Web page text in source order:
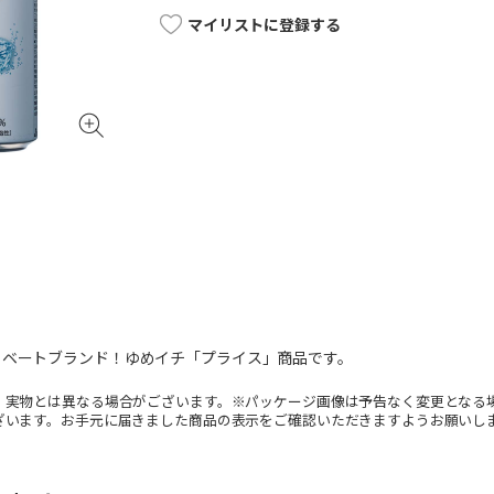
マイリストに登録する
ートブランド！ゆめイチ「プライス」商品です。
物とは異なる場合がございます。※パッケージ画像は予告なく変更とな
ます。お手元に届きました商品の表示をご確認いただきますようお願いし